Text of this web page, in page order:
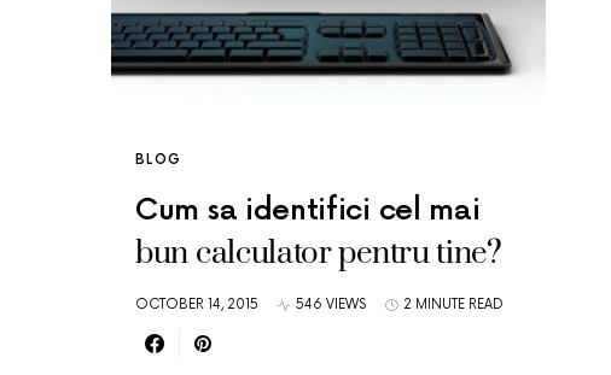
BLOG
Cum sa identifici cel mai
bun calculator pentru tine?
OCTOBER 14, 2015 546 VIEWS 2 MINUTE READ